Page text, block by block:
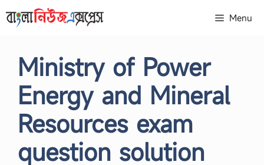
to
Menu
Ministry of Power
Energy and Mineral
Resources exam
question solution